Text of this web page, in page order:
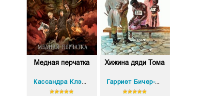
Медная перчатка
Кассандра Клэр, Холли Блэк
Хижина дяди Тома
Гарриет Бичер-Стоу